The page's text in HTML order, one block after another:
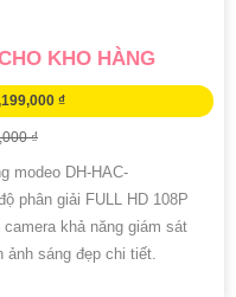
KHO HÀNG
₫
₫
modeo DH-HAC-
phân giải FULL HD 108P
khả năng giám sát
ảnh sáng đẹp chi tiết.